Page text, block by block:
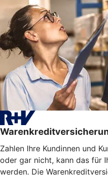
Zahlen Ihre Kundinnen und
oder gar nicht, kann das für
werden. Die